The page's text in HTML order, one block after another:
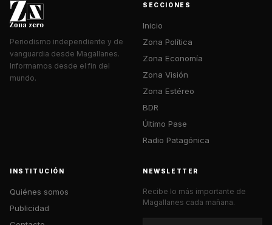
Periodismo independiente y de
vanguardia desde Magallanes.
Informamos desde el fin del
mundo.
SECCIONES
Inicio
Zona Política
Zona Economía
Zona Visión
Zona Estéreo
BDR
Último Pase
Radio Patagónica
INSTITUCIÓN
Quiénes somos
Publicidad
NEWSLETTER
Recibe lo más importante de
Magallanes cada mañana.